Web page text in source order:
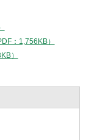
：1,756KB）
）